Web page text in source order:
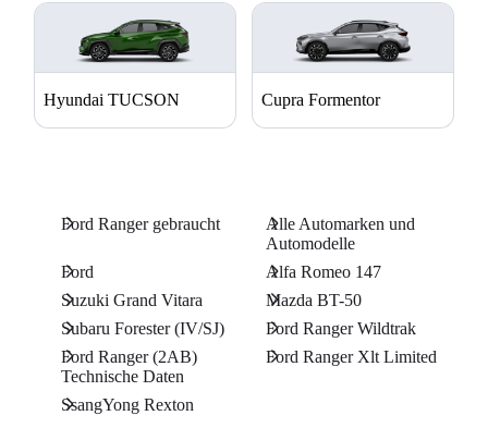
Hyundai TUCSON Cupra Formentor
Ford Ranger gebraucht
Alle Automarken und
Automodelle
Ford
Alfa Romeo 147
Suzuki Grand Vitara
Mazda BT-50
Subaru Forester (IV/SJ)
Ford Ranger Wildtrak
Ford Ranger (2AB)
Technische Daten
Ford Ranger Xlt Limited
SsangYong Rexton